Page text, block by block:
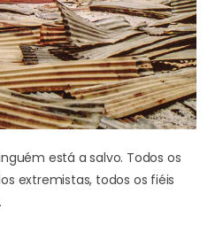
está a salvo. Todos os
extremistas, todos os fiéis